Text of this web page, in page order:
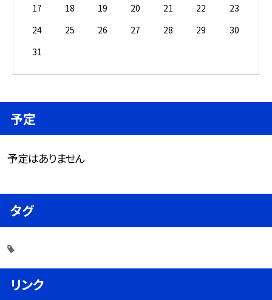
17
18 19 20 21 22
23
24
25 26 27 28 29
30
31
予定
予定はありません
タグ
リンク